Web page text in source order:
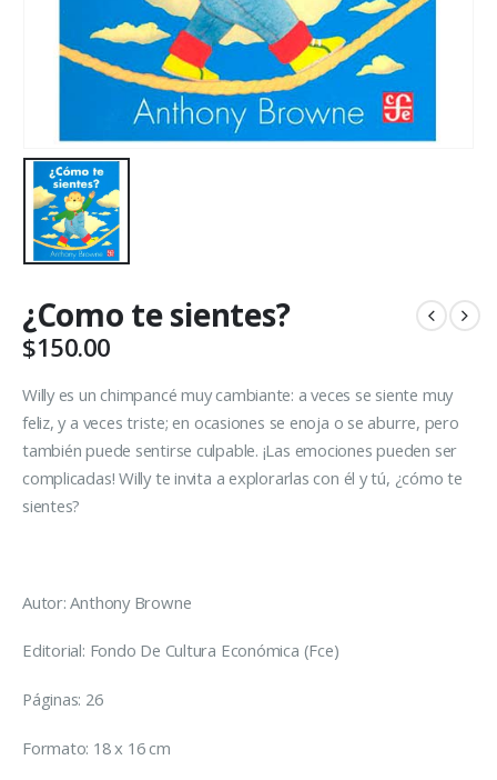
¿Como te sientes?
$150.00
Willy es un chimpancé muy cambiante: a veces se siente muy
feliz, y a veces triste; en ocasiones se enoja o se aburre, pero
también puede sentirse culpable. ¡Las emociones pueden ser
complicadas! Willy te invita a explorarlas con él y tú, ¿cómo te
sientes?
Autor: Anthony Browne
Editorial: Fondo De Cultura Económica (Fce)
Páginas: 26
Formato: 18 x 16 cm